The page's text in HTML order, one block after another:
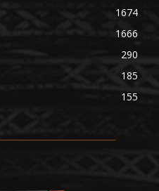
1674
1666
290
185
155